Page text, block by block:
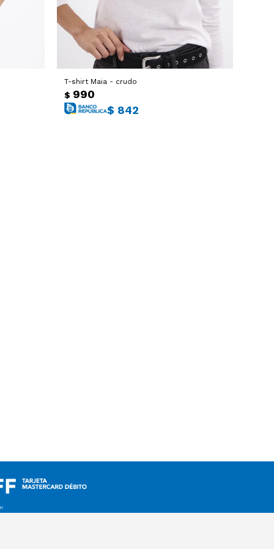
T-shirt Maia - crudo
$ 990
$ 842